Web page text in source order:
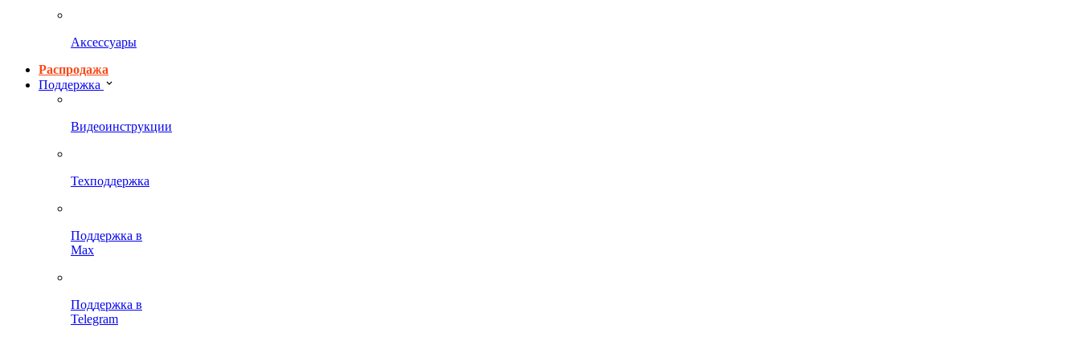
Аксессуары
Распродажа
Поддержка
Видеоинструкции
Техподдержка
Поддержка в
Max
Поддержка в
Telegram